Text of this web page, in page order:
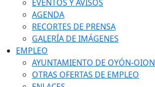
EVENTOS Y AVISOS
AGENDA
RECORTES DE PRENSA
GALERÍA DE IMÁGENES
EMPLEO
AYUNTAMIENTO DE OYÓN-OION
OTRAS OFERTAS DE EMPLEO